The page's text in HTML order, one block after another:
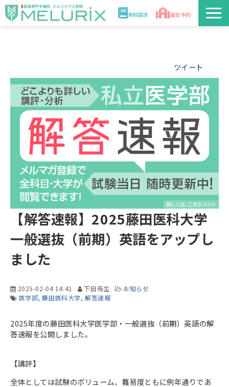
資料請求 面談予約
入学案内
合格実績・合格体験記
医学部解答速報2026
ツイート
【解答速報】2025藤田医科大学
一般選抜（前期）英語をアップし
ました
2025-02-04 14:41 下田侑生
お知らせ
医学部 藤田医科大学 解答速報
2025年度の藤田医科大学医学部・一般選抜（前期）英語の解
答速報を公開しました。
【講評】
全体としては試験のボリューム、難易度ともに例年通りであ